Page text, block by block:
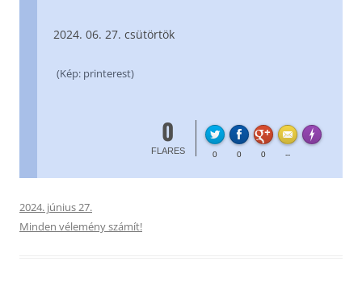
06. 27. csütörtök
(Kép: printerest)
0
FLARES 0 0 0 --
Made with
2024. június 27.
Minden vélemény számít!